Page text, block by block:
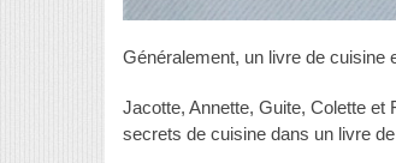
Généralement, un livre de cuisine
Jacotte, Annette, Guite, Colette
secrets de cuisine dans un livre